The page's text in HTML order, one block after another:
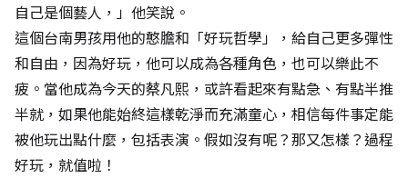
自己是個藝人，」他笑說。
這個台南男孩用他的憨膽和「好玩哲學」，給自己更多彈性
和自由，因為好玩，他可以成為各種角色，也可以樂此不
疲。當他成為今天的蔡凡熙，或許看起來有點急、有點半推
半就，如果他能始終這樣乾淨而充滿童心，相信每件事定能
被他玩出點什麼，包括表演。假如沒有呢？那又怎樣？過程
好玩，就值啦！